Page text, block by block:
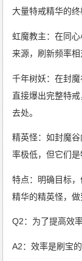
大量特戒精华的终
虹魔教主：在同
来源，刷新频率相
千年树妖：在封
直接爆出完整特
去处。
精英怪：如封魔
率极低，但它们是
特点：明确目标
精华的精英怪，做
Q2：为了提高效
A2：效率是刷宝